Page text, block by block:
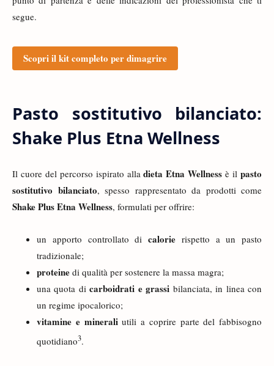
segue.
Scopri il kit completo per dimagrire
Pasto sostitutivo bilanciato:
Shake Plus Etna Wellness
Il cuore del percorso ispirato alladieta Etna Wellness è ilpasto
sostitutivo bilanciato, spesso rappresentato da prodotti come
Shake Plus Etna Wellness, formulati per offrire:
un apporto controllato di calorie rispetto a un pasto
tradizionale;
proteine di qualità per sostenere la massa magra;
una quota dicarboidrati e grassi bilanciata, in linea con
un regime ipocalorico;
vitamine e mineraliutili a coprire parte del fabbisogno
quotidiano3.